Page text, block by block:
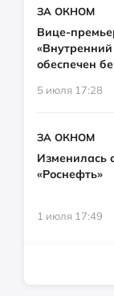
ЗА ОКНОМ
Вице-
обеспечен
5 июля 17:28
ЗА ОКНОМ
Изменилась
«Роснефть»
1 июля 17:49